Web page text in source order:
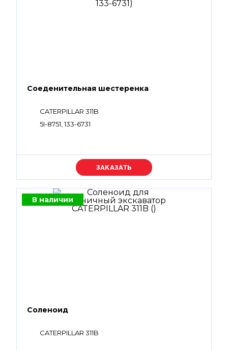
Соеденительная шестеренка
CATERPILLAR 311B
5I-8751, 133-6731
Уточняйте цену
В наличии
Соленоид
CATERPILLAR 311B